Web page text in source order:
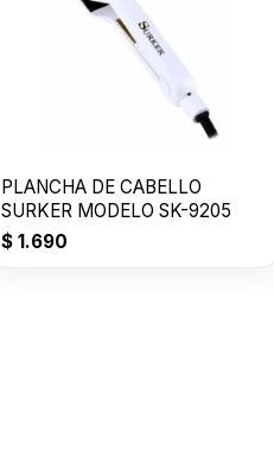
PLANCHA DE CABELLO
SURKER MODELO SK-9205
$1.690